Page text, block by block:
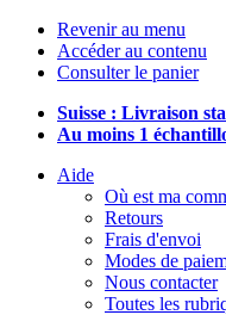
Revenir au menu
Accéder au contenu
Consulter le panier
Suisse : Livraison
Au moins 1
Aide
Où est ma
Retours
Frais d'envoi
Modes de
Nous contacter
Toutes les